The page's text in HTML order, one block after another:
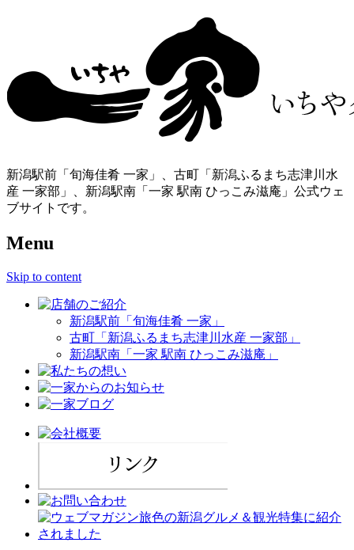
新潟駅前「旬海佳肴 一家」、古町「新潟ふるまち志津川水
産 一家部」、新潟駅南「一家 駅南 ひっこみ滋庵」公式ウェ
ブサイトです。
Menu
Skip to content
新潟駅前「旬海佳肴 一家」
古町「新潟ふるまち志津川水産 一家部」
新潟駅南「一家 駅南 ひっこみ滋庵」